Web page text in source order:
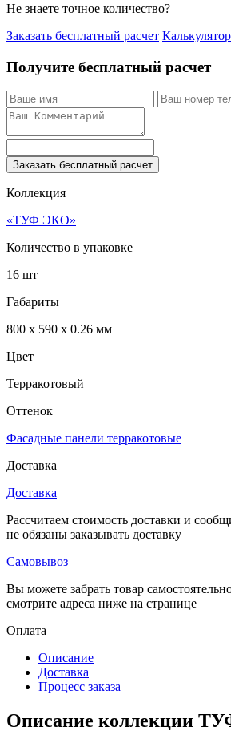
Не знаете точное количество?
Заказать бесплатный расчет
Получите бесплатный расчет
Заказать бесплатный расчет
Коллекция
«ТУФ ЭКО»
Количество в упаковке
16 шт
Габариты
800 x 590 x 0.26 мм
Цвет
Терракотовый
Оттенок
Фасадные панели терракотовые
Доставка
Доставка
Рассчитаем стоимость доставки и
не обязаны заказывать доставку
Самовывоз
Вы можете забрать товар
смотрите адреса ниже на странице
Оплата
Описание
Доставка
Процесс заказа
Описание коллекции